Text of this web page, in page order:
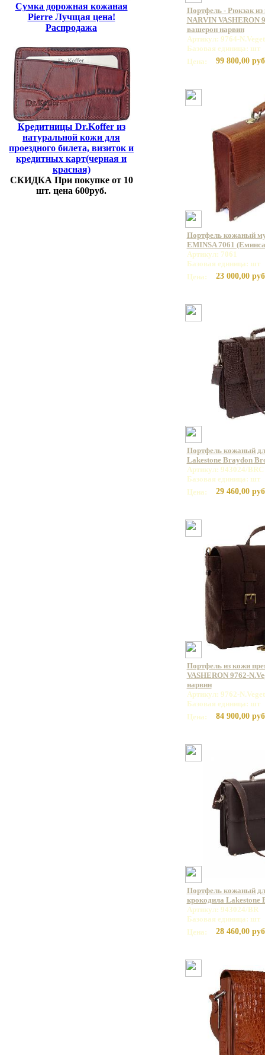
Сумка дорожная кожаная
Pierre Лучщая цена!
Распродажа
Кредитницы Dr.Koffer из
натуральной кожи для
проездного билета, визиток и
кредитных карт(черная и
красная)
СКИДКА При покупке от 10
шт. цена 600руб.
Портфель - Рюкзак
NARVIN VASHERON
вашерон нарвин
Артикул: 9764-
Базовая единица: шт
Цена:
99 800,00
Портфель кожаный
EMINSA 7061
Артикул: 7061
Базовая единица: шт
Цена:
23 000,00
Портфель кожаный
Lakestone Braydon
Артикул: 943024/BRC
Базовая единица: шт
Цена:
29 460,00
Портфель из кожи
VASHERON 9762-
нарвин
Артикул: 9762-
Базовая единица: шт
Цена:
84 900,00
Портфель кожаный
крокодила Lakestone
Артикул: 943024/BR
Базовая единица: шт
Цена:
28 460,00